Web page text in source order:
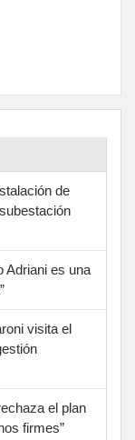
de
Adriani es una
visita el
el plan
firmes”